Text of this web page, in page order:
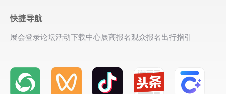
快捷导航
展会登录论坛活动下载中心展商报名观众报名出行指引